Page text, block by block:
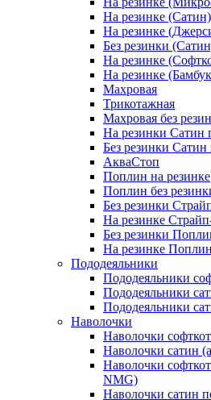
На резинке (Сатин)
На резинке
Без резинки
На резинке
На резинке
Махровая
Трикотажная
Махровая без
На резинки Сатин
Без резинки Сатин
АкваСтоп
Поплин на резинке
Поплин без
Без резинки
На резинке
Без резинки
На резинке
Пододеяльники
Пододеяльники
Пододеяльники
Пододеяльники
Наволочки
Наволочки
Наволочки сатин
Наволочки
NMG)
Наволочки сатин